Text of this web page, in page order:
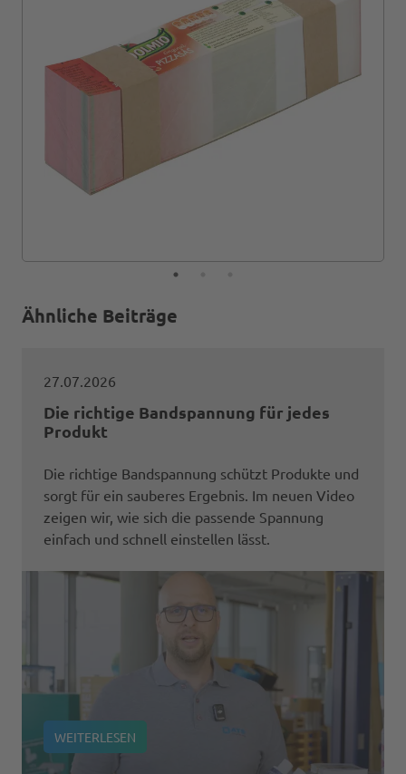
Ähnliche Beiträge
27.07.2026
Die richtige Bandspannung für jedes
Produkt
Die richtige Bandspannung schützt Produkte und
sorgt für ein sauberes Ergebnis. Im neuen Video
zeigen wir, wie sich die passende Spannung
einfach und schnell einstellen lässt.
WEITERLESEN